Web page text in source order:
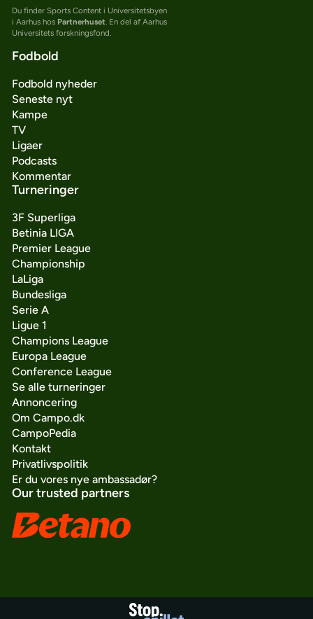
Du finder Sports Content i Universitetsbyen
i Aarhus hos Partnerhuset . En del af Aarhus
Universitets forskningsfond.
Fodbold
Fodbold nyheder
Seneste nyt
Kampe
TV
Ligaer
Podcasts
Kommentar
Turneringer
3F Superliga
Betinia LIGA
Premier League
Championship
LaLiga
Bundesliga
Serie A
Ligue 1
Champions League
Europa League
Conference League
Se alle turneringer
Annoncering
Om Campo.dk
CampoPedia
Kontakt
Privatlivspolitik
Er du vores nye ambassadør?
Our trusted partners